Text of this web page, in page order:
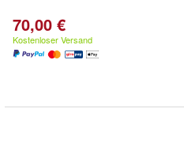
70,00 €
Kostenloser Versand